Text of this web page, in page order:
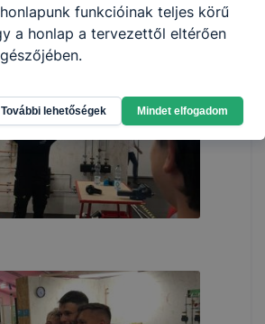
funkcióinak teljes körű
a honlap a tervezettől eltérően
További lehetőségek Mindet elfogadom